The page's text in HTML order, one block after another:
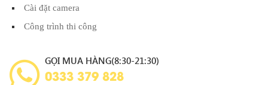
Cài đặt camera
Công trình thi công
GỌI MUA HÀNG(8:30-21:30)
0333 379 828